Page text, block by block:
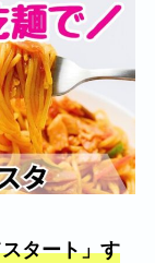
タート」す